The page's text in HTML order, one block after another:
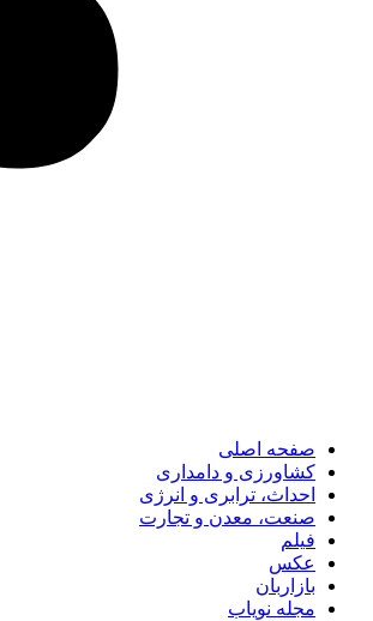
صفحه اصلی
کشاورزی و دامداری
احداث، ترابری و انرژی
صنعت، معدن و تجارت
فیلم
عکس
بازاربان
مجله نویاب